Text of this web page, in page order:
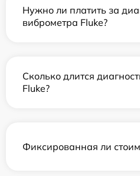
Нужно ли платить за
виброметра Fluke?
Сколько длится
Fluke?
Фиксированная ли